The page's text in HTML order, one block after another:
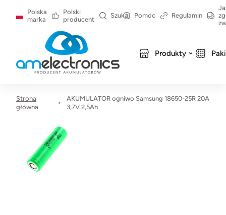
Polska
marka
Polski
producent
Szukaj Pomoc Regulamin
Produkty
Strona
główna
AKUMULATOR ogniwo Samsung 18650-25R 20A
3,7V 2,5Ah